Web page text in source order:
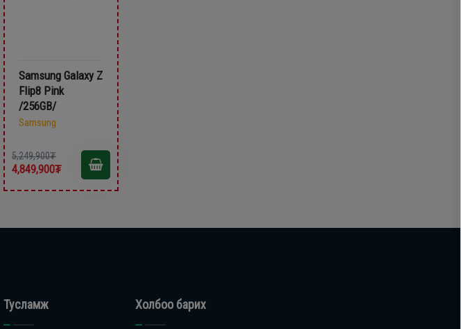
Samsung Galaxy Z
Flip8 Pink
/256GB/
Samsung
5,249,900₮
4,849,900₮
Тусламж Холбоо барих